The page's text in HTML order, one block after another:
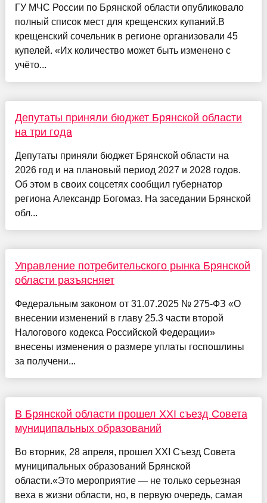
ГУ МЧС России по Брянской области опубликовало
полный список мест для крещенских купаний.В
крещенский сочельник в регионе организовали 45
купелей. «Их количество может быть изменено с
учёто...
Депутаты приняли бюджет Брянской области
на три года
Депутаты приняли бюджет Брянской области на
2026 год и на плановый период 2027 и 2028 годов.
Об этом в своих соцсетях сообщил губернатор
региона Александр Богомаз. На заседании Брянской
обл...
Управление потребительского рынка Брянской
области разъясняет
Федеральным законом от 31.07.2025 № 275-ФЗ «О
внесении изменений в главу 25.3 части второй
Налогового кодекса Российской Федерации»
внесены изменения о размере уплаты госпошлины
за получени...
В Брянской области прошел XXI съезд Совета
муниципальных образований
Во вторник, 28 апреля, прошел XXI Съезд Совета
муниципальных образований Брянской
области.«Это мероприятие — не только серьезная
веха в жизни области, но, в первую очередь, самая